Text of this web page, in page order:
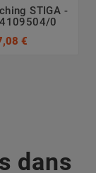
STIGA -
0
€
dans